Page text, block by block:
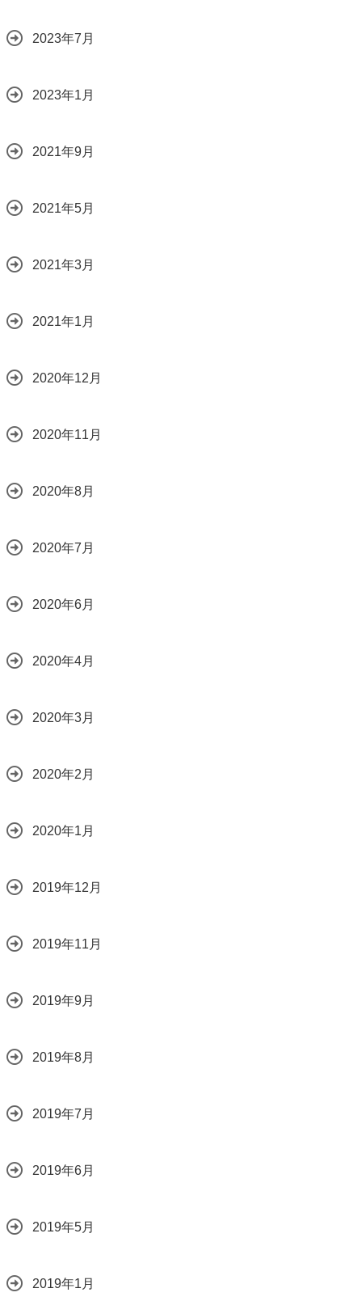
2023年7月
2023年1月
2021年9月
2021年5月
2021年3月
2021年1月
2020年12月
2020年11月
2020年8月
2020年7月
2020年6月
2020年4月
2020年3月
2020年2月
2020年1月
2019年12月
2019年11月
2019年9月
2019年8月
2019年7月
2019年6月
2019年5月
2019年1月